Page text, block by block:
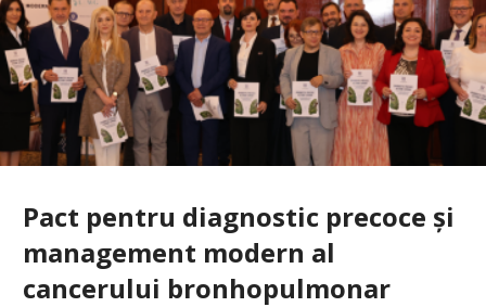
Pact pentru diagnostic precoce și
management modern al
cancerului bronhopulmonar